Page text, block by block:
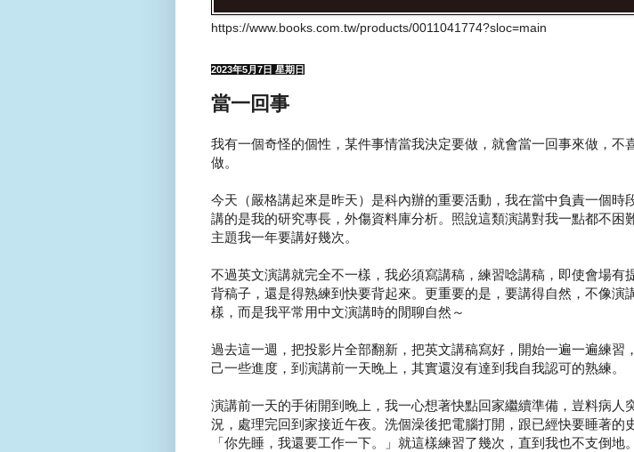
https://www.books.com.tw/products/0011041774?sloc=main
2023年5月7日 星期日
當一回事
我有一個奇怪的個性，某件事情當我決定要做，就會當一回事來做，不
做。
今天（嚴格講起來是昨天）是科內辦的重要活動，我在當中負責一個時
講的是我的研究專長，外傷資料庫分析。照說這類演講對我一點都不困
主題我一年要講好幾次。
不過英文演講就完全不一樣，我必須寫講稿，練習唸講稿，即使會場有
背稿子，還是得熟練到快要背起來。更重要的是，要講得自然，不像演
樣，而是我平常用中文演講時的閒聊自然～
過去這一週，把投影片全部翻新，把英文講稿寫好，開始一遍一遍練習
己一些進度，到演講前一天晚上，其實還沒有達到我自我認可的熟練。
演講前一天的手術開到晚上，我一心想著快點回家繼續準備，豈料病人
況，處理完回到家接近午夜。洗個澡後把電腦打開，跟已經快要睡著的
「你先睡，我還要工作一下。」就這樣練習了幾次，直到我也不支倒地。